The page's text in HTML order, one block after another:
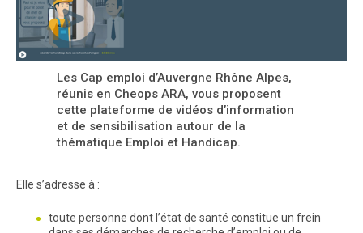
Les Cap emploi d’Auvergne Rhône Alpes,
réunis en Cheops ARA, vous proposent
cette plateforme de vidéos d’information
et de sensibilisation autour de la
thématique Emploi et Handicap.
Elle s’adresse à :
toute personne dont l’état de santé constitue un frein